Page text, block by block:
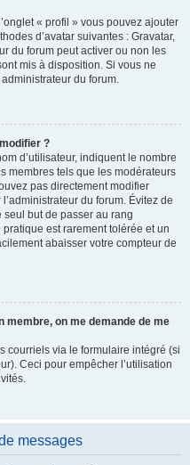
« profil » vous pouvez ajouter
d’avatar suivantes : Gravatar,
du forum peut activer ou non les
mis à disposition. Si vous ne
du forum.
?
d’utilisateur, indiquent le nombre
membres tels que les modérateurs
pas directement modifier
du forum. Évitez de
but de passer au rang
est rarement tolérée et un
abaisser votre compteur de
membre, on me demande de me
courriels via le formulaire intégré (si
Ceci pour empêcher l’utilisation
messages